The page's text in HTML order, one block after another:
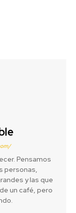
Pensamos
personas,
y las que
un café, pero